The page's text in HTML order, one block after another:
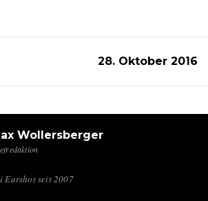
28. Oktober 2016
Wollersberger
Earshot seit 2007